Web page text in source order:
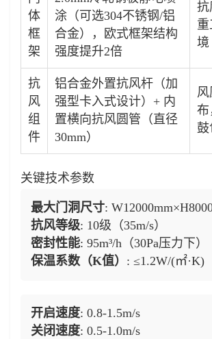
体
框
架
涂（可选304不锈钢/铝
合金），欧式框架结构
强度提升2倍
抗
境
抗
风
组
件
铝合金外置抗风杆（加
强型卡入式设计）+ 内
置横向抗风圆管（直径
30mm）
布
关键技术参数
最大门洞尺寸:
抗风等级: 10级（35m/s）
密封性能: 95m³/h（30Pa压力下）
保温系数（K值） : ≤1.2W/(㎡·K)
开启速度: 0.8-1.5m/s
关闭速度: 0.5-1.0m/s